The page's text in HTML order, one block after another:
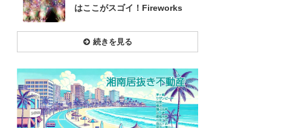
はここがスゴイ！Fireworks
続きを見る